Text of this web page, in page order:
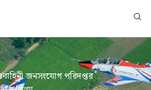
জনসংযোগ পরিদপ্তর